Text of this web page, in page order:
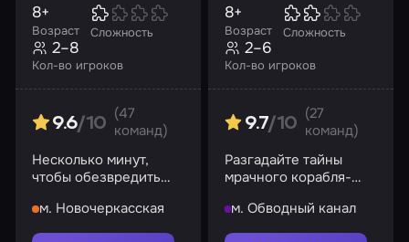
Возраст
8+
Сложность
Кол-во игроков
2–8
9.6/10
(47
команд)
Несколько минут,
чтобы обезвредить
остановить
преступника
м. Новочеркасская
Возраст
8+
Сложность
Кол-во игроков
2–6
9.7/10
(27
команд)
Разгадайте тайны
мрачного корабля-
выход
м. Обводный канал